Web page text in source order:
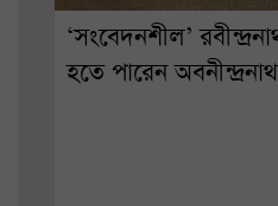
‘সংবেদনশীল’
হতে পারেন অবনীন্দ্রনাথ